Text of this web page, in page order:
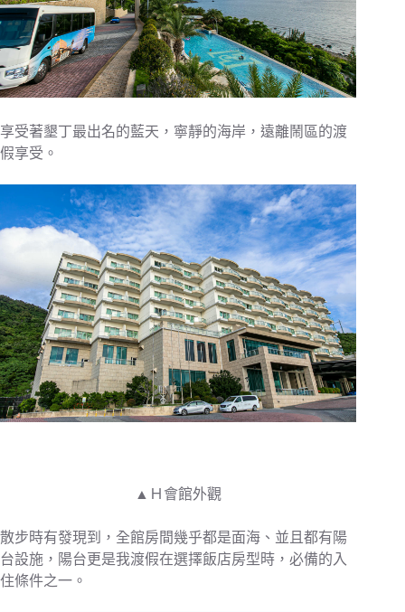
享受著墾丁最出名的藍天，寧靜的海岸，遠離鬧區的渡
假享受。
▲Ｈ會館外觀
散步時有發現到，全館房間幾乎都是面海、並且都有陽
台設施，陽台更是我渡假在選擇飯店房型時，必備的入
住條件之一。